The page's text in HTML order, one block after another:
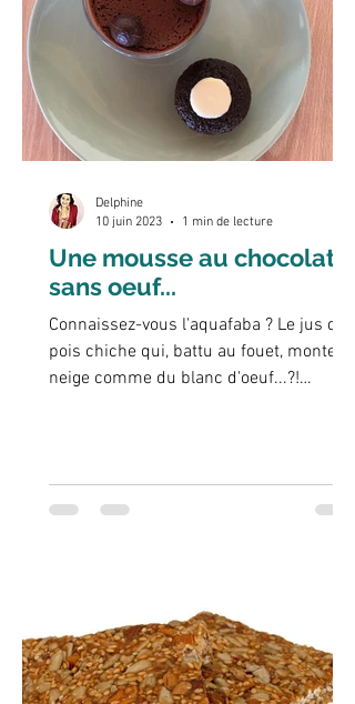
Une mousse au chocolat
sans oeuf...
Connaissez-vous l'aquafaba ? Le jus du
pois chiche qui, battu au fouet, monte en
neige comme du blanc d'oeuf...?!
Delphine
10 juin 2023
1 min de lecture